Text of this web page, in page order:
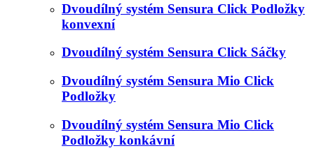
Dvoudílný systém Sensura Click Podložky
konvexní
Dvoudílný systém Sensura Click Sáčky
Dvoudílný systém Sensura Mio Click
Podložky
Dvoudílný systém Sensura Mio Click
Podložky konkávní